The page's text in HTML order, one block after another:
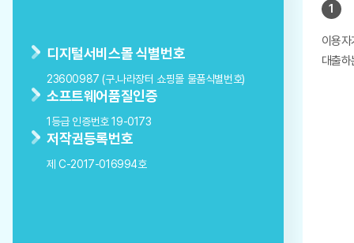
디지털서비스몰 식별번호
23600987 (구.나라장터 쇼핑몰 물품식별번호)
소프트웨어품질인증
1등급 인증번호 19-0173
저작권등록번호
제 C-2017-016994호
1
이용
대출